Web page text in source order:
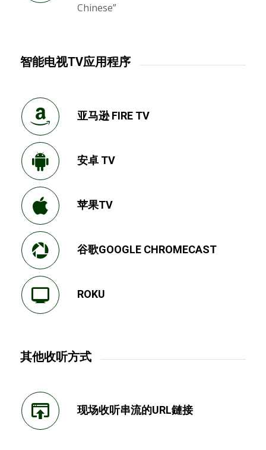
Chinese”
智能电视TV应用程序
亚马逊 FIRE TV
安卓 TV
苹果TV
谷歌GOOGLE CHROMECAST
ROKU
其他收听方式
现场收听串流的URL鏈接